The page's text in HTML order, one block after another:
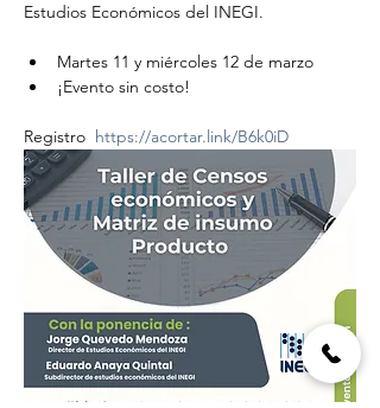
Estudios Económicos del INEGI.
Martes 11 y miércoles 12 de marzo
¡Evento sin costo!
Registro https://acortar.link/B6k0iD